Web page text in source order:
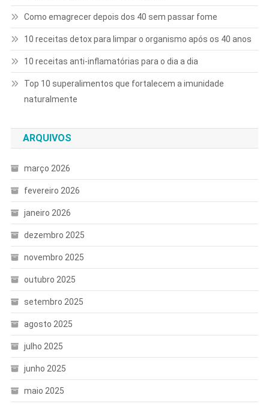
Como emagrecer depois dos 40 sem passar fome
10 receitas detox para limpar o organismo após os 40 anos
10 receitas anti-inflamatórias para o dia a dia
Top 10 superalimentos que fortalecem a imunidade
naturalmente
ARQUIVOS
março 2026
fevereiro 2026
janeiro 2026
dezembro 2025
novembro 2025
outubro 2025
setembro 2025
agosto 2025
julho 2025
junho 2025
maio 2025